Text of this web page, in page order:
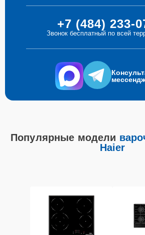
+7 (484) 233-
Звонок бесплатный по всей
Популярные модели
Haier